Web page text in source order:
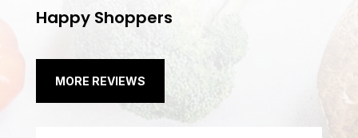
Happy Shoppers
MORE REVIEWS